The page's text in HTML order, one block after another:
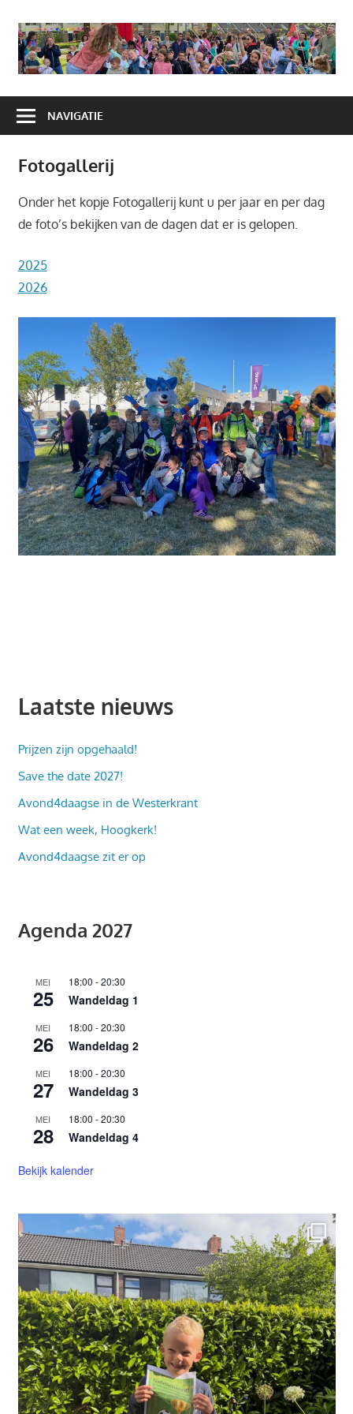
naar
inhoud
NAVIGATIE
Fotogallerij
Onder het kopje Fotogallerij kunt u per jaar en per dag
de foto’s bekijken van de dagen dat er is gelopen.
2025
2026
Laatste nieuws
Prijzen zijn opgehaald!
Save the date 2027!
Avond4daagse in de Westerkrant
Wat een week, Hoogkerk!
Avond4daagse zit er op
Agenda 2027
MEI
25
18:00 -20:30
Wandeldag 1
MEI
26
18:00 -20:30
Wandeldag 2
MEI
27
18:00 -20:30
Wandeldag 3
MEI
28
18:00 -20:30
Wandeldag 4
Bekijk kalender